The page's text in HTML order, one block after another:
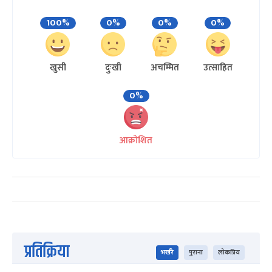
100%
खुसी
0%
दुःखी
0%
अचम्मित
0%
उत्साहित
0%
आक्रोशित
प्रतिक्रिया भर्खरै पुराना लोकप्रिय